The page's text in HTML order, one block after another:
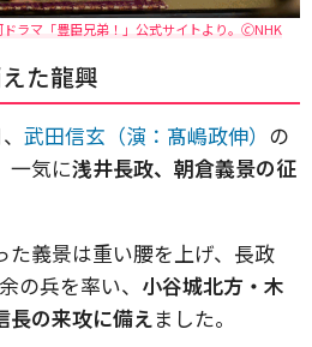
ラマ「豊臣兄弟！」公式サイトより。🄫NHK
た龍興
武田信玄（演：髙嶋政伸） の
一気に浅井長政、朝倉義景の征
義景は重い腰を上げ、長政
の兵を率い、 小谷城北方・木
長の来攻に備えました。